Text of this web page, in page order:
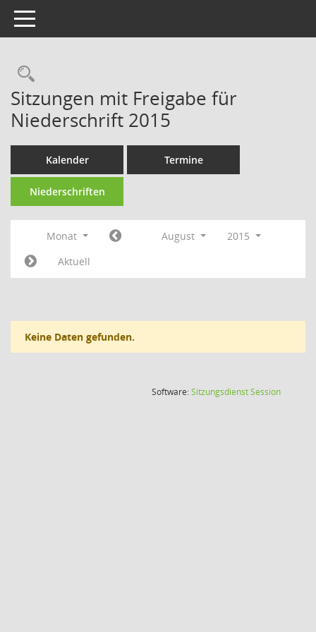
Toggle navigation
Rechercheauswahl
Sitzungen mit Freigabe für
Niederschrift 2015
Kalender Termine
Niederschriften
Monat August
2015
Aktuell
Keine Daten gefunden.
Software:SitzungsdienstSession(Wird in